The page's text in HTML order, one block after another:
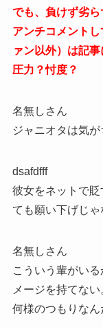
でも、負けず劣
アンチコメント
ァン以外）は記事
圧力？忖度？
名無しさん
ジャニオタは気
dsafdfff
彼女をネットで貶
ても願い下げじ
名無しさん
こういう輩がい
メージを持てない
何様のつもりなん